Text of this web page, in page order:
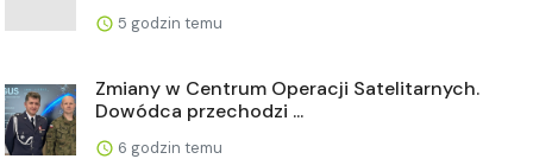
5 godzin temu
Zmiany w Centrum Operacji Satelitarnych.
Dowódca przechodzi ...
6 godzin temu